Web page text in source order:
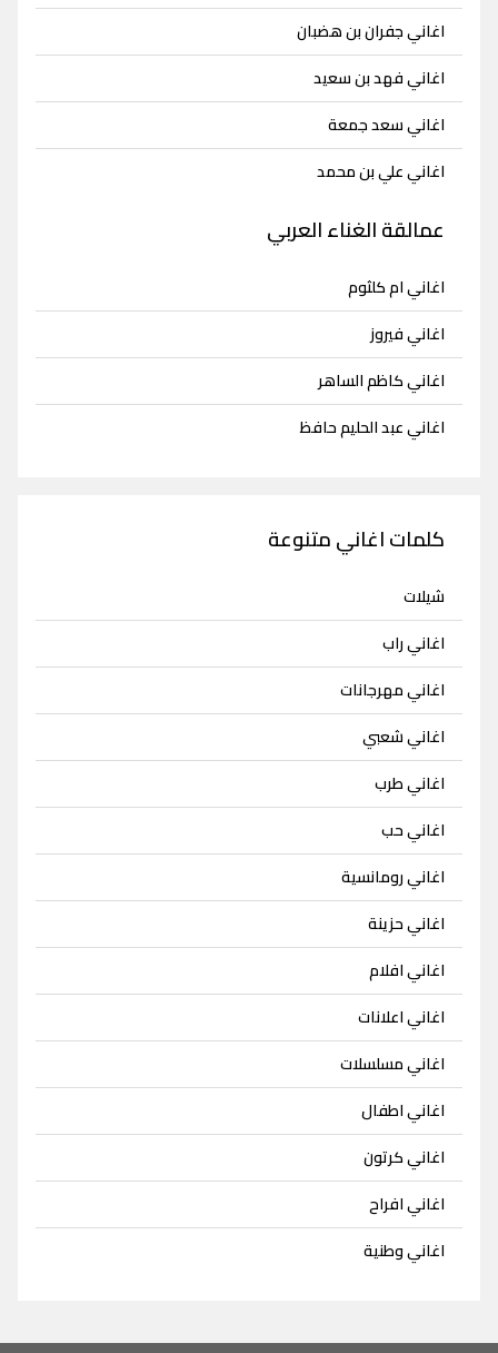
اغاني جفران بن هضبان
اغاني فهد بن سعيد
اغاني سعد جمعة
اغاني علي بن محمد
عمالقة الغناء العربي
اغاني ام كلثوم
اغاني فيروز
اغاني كاظم الساهر
اغاني عبد الحليم حافظ
كلمات اغاني متنوعة
شيلات
اغاني راب
اغاني مهرجانات
اغاني شعبي
اغاني طرب
اغاني حب
اغاني رومانسية
اغاني حزينة
اغاني افلام
اغاني اعلانات
اغاني مسلسلات
اغاني اطفال
اغاني كرتون
اغاني افراح
اغاني وطنية